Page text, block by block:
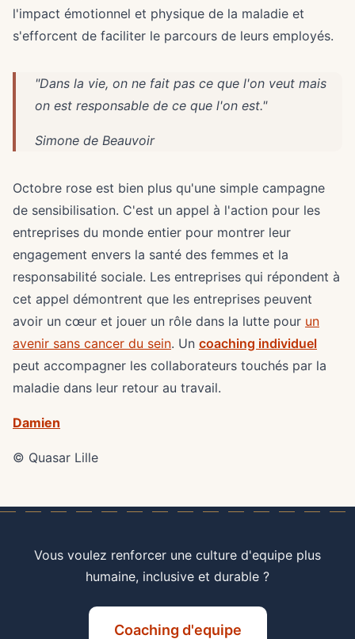
l'impact émotionnel et physique de la maladie et
s'efforcent de faciliter le parcours de leurs employés.
"Dans la vie, on ne fait pas ce que l'on veut mais
on est responsable de ce que l'on est."
Simone de Beauvoir
Octobre rose est bien plus qu'une simple campagne
de sensibilisation. C'est un appel à l'action pour les
entreprises du monde entier pour montrer leur
engagement envers la santé des femmes et la
responsabilité sociale. Les entreprises qui répondent à
cet appel démontrent que les entreprises peuvent
avoir un cœur et jouer un rôle dans la lutte pour un
avenir sans cancer du sein. Un coaching individuel
peut accompagner les collaborateurs touchés par la
maladie dans leur retour au travail.
Damien
© Quasar Lille
Vous voulez renforcer une culture d'equipe plus
humaine, inclusive et durable ?
Coaching d'equipe